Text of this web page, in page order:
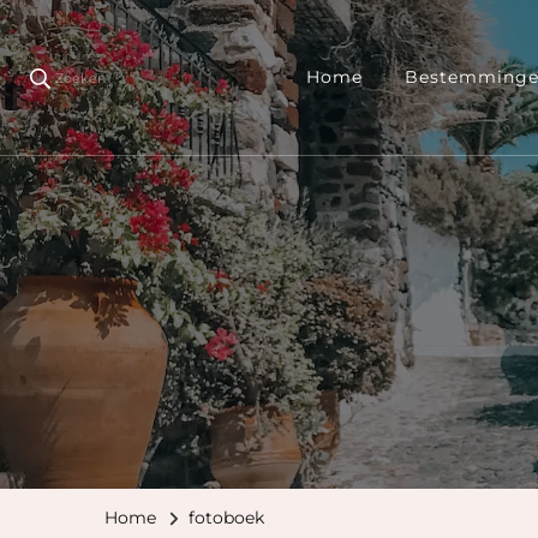
Zoeken Home
Home fotoboek